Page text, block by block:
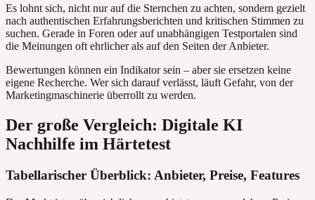
Es lohnt sich, nicht nur auf die Sternchen zu achten, sondern gezielt
nach authentischen Erfahrungsberichten und kritischen Stimmen zu
suchen. Gerade in Foren oder auf unabhängigen Testportalen sind
die Meinungen oft ehrlicher als auf den Seiten der Anbieter.
Bewertungen können ein Indikator sein – aber sie ersetzen keine
eigene Recherche. Wer sich darauf verlässt, läuft Gefahr, von der
Marketingmaschinerie überrollt zu werden.
Der große Vergleich: Digitale KI
Nachhilfe im Härtetest
Tabellarischer Überblick: Anbieter, Preise, Features